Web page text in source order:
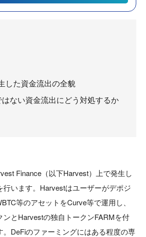
した資金流出の全貌
ない資金流出にどう対処するか
Finance（以下Harvest）上で発生し
行います。Harvestはユーザーがデポジ
等のアセットをCurve等で運用し、
ンとHarvestの独自トークンFARMを付
。DeFiのファーミングにはある程度の専